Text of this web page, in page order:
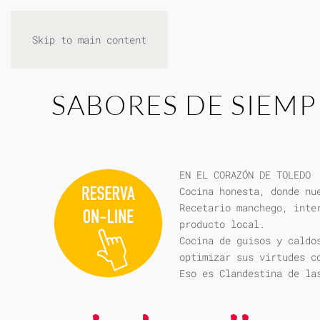
Skip to main content
SABORES DE
EN EL CORAZÓN DE TOLEDO
Cocina honesta, donde
Recetario manchego,
producto local.
Cocina de guisos y
optimizar sus virtudes
Eso es Clandestina de